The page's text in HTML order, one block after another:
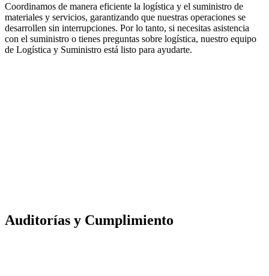
Coordinamos de manera eficiente la logística y el suministro de
materiales y servicios, garantizando que nuestras operaciones se
desarrollen sin interrupciones. Por lo tanto, si necesitas asistencia
con el suministro o tienes preguntas sobre logística, nuestro equipo
de Logística y Suministro está listo para ayudarte.
Auditorías y Cumplimiento